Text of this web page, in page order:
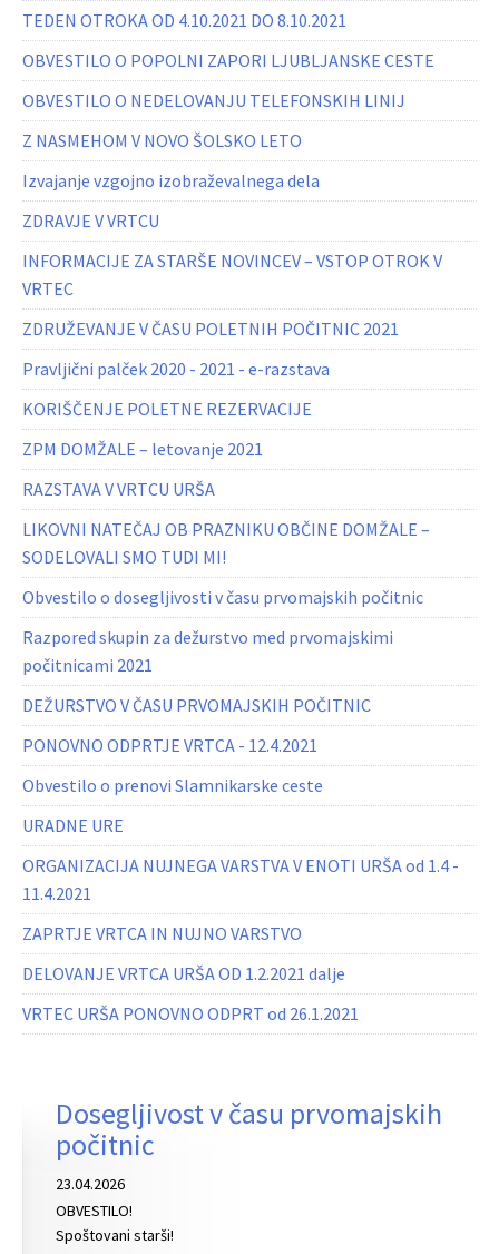
TEDEN OTROKA OD 4.10.2021 DO 8.10.2021
OBVESTILO O POPOLNI ZAPORI LJUBLJANSKE CESTE
OBVESTILO O NEDELOVANJU TELEFONSKIH LINIJ
Z NASMEHOM V NOVO ŠOLSKO LETO
Izvajanje vzgojno izobraževalnega dela
ZDRAVJE V VRTCU
INFORMACIJE ZA STARŠE NOVINCEV – VSTOP OTROK V
VRTEC
ZDRUŽEVANJE V ČASU POLETNIH POČITNIC 2021
Pravljični palček 2020 - 2021 - e-razstava
KORIŠČENJE POLETNE REZERVACIJE
ZPM DOMŽALE – letovanje 2021
RAZSTAVA V VRTCU URŠA
LIKOVNI NATEČAJ OB PRAZNIKU OBČINE DOMŽALE –
SODELOVALI SMO TUDI MI!
Obvestilo o dosegljivosti v času prvomajskih počitnic
Razpored skupin za dežurstvo med prvomajskimi
počitnicami 2021
DEŽURSTVO V ČASU PRVOMAJSKIH POČITNIC
PONOVNO ODPRTJE VRTCA - 12.4.2021
Obvestilo o prenovi Slamnikarske ceste
URADNE URE
ORGANIZACIJA NUJNEGA VARSTVA V ENOTI URŠA od 1.4 -
11.4.2021
ZAPRTJE VRTCA IN NUJNO VARSTVO
DELOVANJE VRTCA URŠA OD 1.2.2021 dalje
VRTEC URŠA PONOVNO ODPRT od 26.1.2021
Dosegljivost v času prvomajskih
počitnic
23.04.2026
OBVESTILO!
Spoštovani starši!